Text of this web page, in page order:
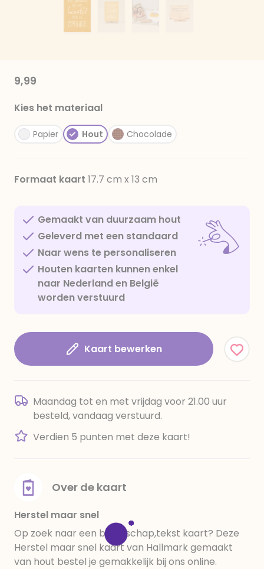
9,99
Kies het materiaal
Papier Hout Chocolade
Formaat kaart 17.7 cm x 13 cm
Gemaakt van duurzaam hout
Geleverd met een standaard
Naar wens te personaliseren
Houten kaarten kunnen enkel
naar Nederland en België
worden verstuurd
Kaart bewerken
Maandag tot en met vrijdag voor 21.00 uur
besteld, vandaag verstuurd.
Verdien 5 punten met deze kaart!
Over de kaart
Herstel maar snel
Op zoek naar een beterschap,tekst kaart? Deze
Herstel maar snel kaart van Hallmark gemaakt
van hout bestel je gemakkelijk bij ons online.